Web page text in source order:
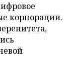
корпорации.